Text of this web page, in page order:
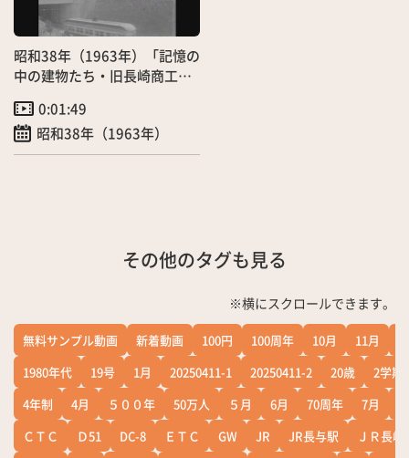
昭和38年（1963年）「記憶の
中の建物たち・旧長崎商工会
0:01:49
昭和38年（1963年）
その他のタグも見る
※横にスクロールできます。
無料サンプル動画 新着動画 100円 100周年 10月 11月
1980年代
19号 1月 20250411-1 20250411-2 20歳
2学期
4年制
4月 ５００年 50万人 ５月 6月 70周年 7月
ＣＴＣ
Ｄ51 DC-8 ＥＴＣ GW JR JR長与駅
ＪＲ長崎